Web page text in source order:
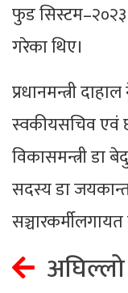
फुड सिस्टम–२०२३
गरेका थिए।
प्रधानमन्त्री
स्वकीयसचिव एवं
विकासमन्त्री डा
सदस्य डा जयकान्त